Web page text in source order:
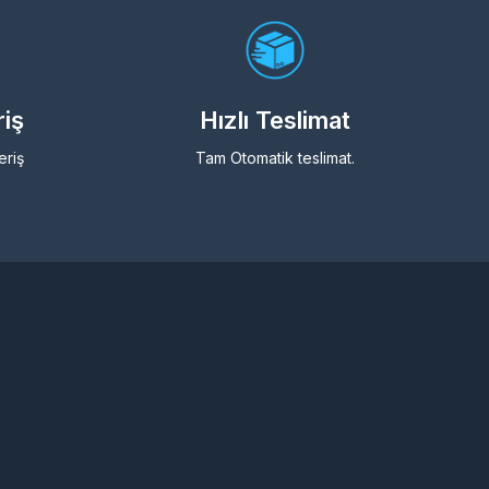
Hızlı Teslimat
Tam Otomatik teslimat.